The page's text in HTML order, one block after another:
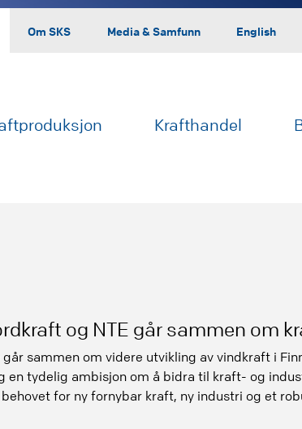
Om SKS Media & Samfunn English
Krafthandel
og NTE går sammen om
går sammen om videre utvikling av vindkraft i
en tydelig ambisjon om å bidra til kraft- og
behovet for ny fornybar kraft, ny industri og et